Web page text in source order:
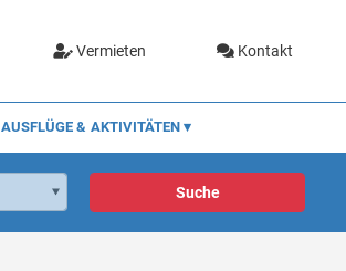
Vermieten Kontakt
AUSFLÜGE & AKTIVITÄTEN
Suche